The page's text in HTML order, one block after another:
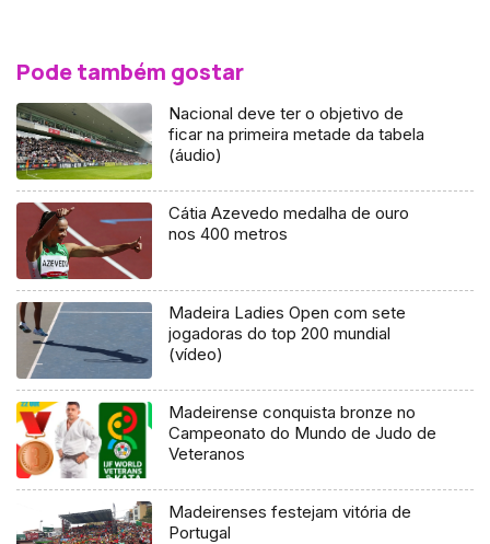
Pode também gostar
Nacional deve ter o objetivo de
ficar na primeira metade da tabela
(áudio)
Cátia Azevedo medalha de ouro
nos 400 metros
Madeira Ladies Open com sete
jogadoras do top 200 mundial
(vídeo)
Madeirense conquista bronze no
Campeonato do Mundo de Judo de
Veteranos
Madeirenses festejam vitória de
Portugal